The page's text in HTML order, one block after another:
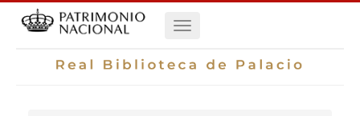
Navegación
principal